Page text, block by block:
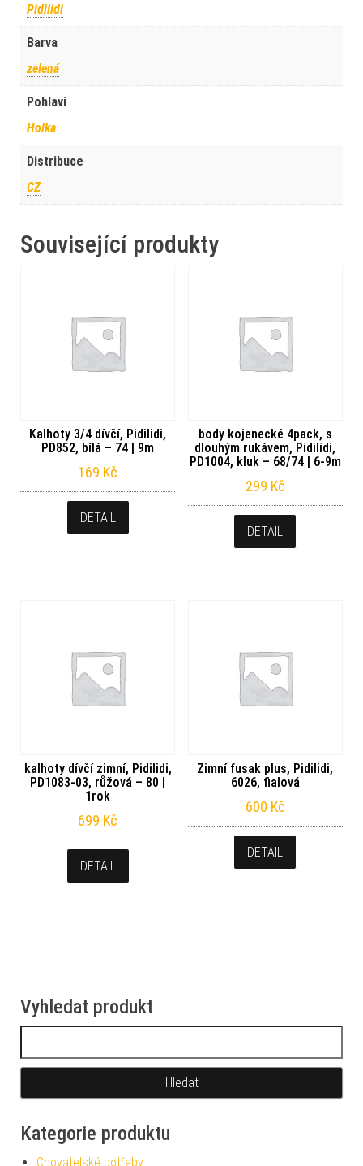
Pidilidi
Barva
zelená
Pohlaví
Holka
Distribuce
CZ
Související produkty
Kalhoty 3/4 dívčí, Pidilidi,
PD852, bílá – 74 | 9m
169 Kč
DETAIL
body kojenecké 4pack, s
dlouhým rukávem, Pidilidi,
PD1004, kluk – 68/74 | 6-9m
299 Kč
DETAIL
kalhoty dívčí zimní, Pidilidi,
PD1083-03, růžová – 80 |
1rok
699 Kč
DETAIL
Zimní fusak plus, Pidilidi,
6026, fialová
600 Kč
DETAIL
Vyhledat produkt
Kategorie produktu
Chovatelské potřeby